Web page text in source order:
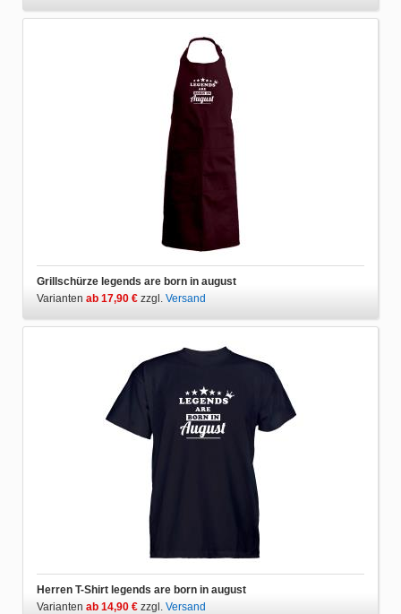
Grillschürze legends are born in august
Varianten ab 17,90 € zzgl. Versand
Herren T-Shirt legends are born in august
Varianten ab 14,90 € zzgl. Versand